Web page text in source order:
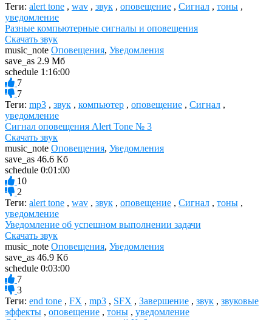
Теги: alert tone , wav , звук , оповещение , Сигнал , тоны ,
уведомление
Разные компьютерные сигналы и оповещения
Скачать звук
music_note Оповещения, Уведомления
save_as 2.9 Мб
schedule 1:16:00
7
7
Теги: mp3 , звук , компьютер , оповещение , Сигнал ,
уведомление
Сигнал оповещения Alert Tone № 3
Скачать звук
music_note Оповещения, Уведомления
save_as 46.6 Кб
schedule 0:01:00
10
2
Теги: alert tone , wav , звук , оповещение , Сигнал , тоны ,
уведомление
Уведомление об успешном выполнении задачи
Скачать звук
music_note Оповещения, Уведомления
save_as 46.9 Кб
schedule 0:03:00
7
3
Теги: end tone , FX , mp3 , SFX , Завершение , звук , звуковые
эффекты , оповещение , тоны , уведомление